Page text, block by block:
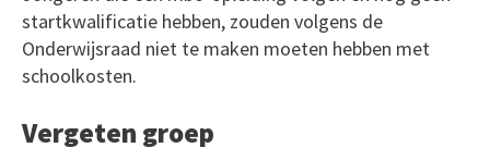
startkwalificatie hebben, zouden volgens de
Onderwijsraad niet te maken moeten hebben met
schoolkosten.
Vergeten groep